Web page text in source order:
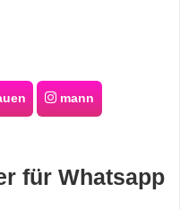
mann
für Whatsapp